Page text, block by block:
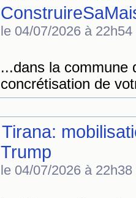
le 04/07/2026 à 22h54
...dans la
concrétisation de
Tirana:
Trump
le 04/07/2026 à 22h38